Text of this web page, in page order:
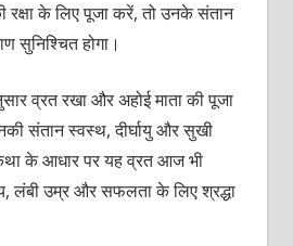
रक्षा के लिए पूजा करें, तो उनके संतान
सुनिश्चित होगा।
व्रत रखा और अहोई माता की पूजा
संतान स्वस्थ, दीर्घायु और सुखी
के आधार पर यह व्रत आज भी
लंबी उम्र और सफलता के लिए श्रद्धा